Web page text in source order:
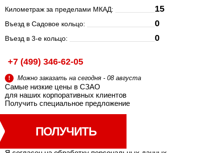
Километраж за пределами МКАД:
15
Въезд в Садовое кольцо: 0
Въезд в 3-е кольцо: 0
+7 (499) 346-62-05
! Можно заказать на сегодня - 08 августа
Самые низкие цены в СЗАО
для наших корпоративных клиентов
Получить специальное предложение
ПОЛУЧИТЬ